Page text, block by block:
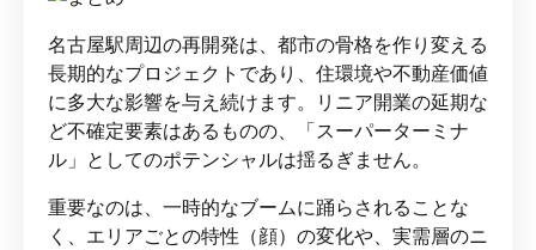
名古屋駅周辺の再開発は、都市の骨格を作り変える
長期的なプロジェクトであり、住環境や不動産価値
に多大な影響を与え続けます。リニア開業の延期な
ど不確定要素はあるものの、「スーパーターミナ
ル」としてのポテンシャルは揺るぎません。
重要なのは、一時的なブームに踊らされることな
く、エリアごとの特性（顔）の変化や、実需層のニ